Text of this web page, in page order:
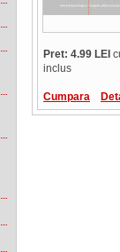
Pret: 4.99 LEI
inclus
Cumpara